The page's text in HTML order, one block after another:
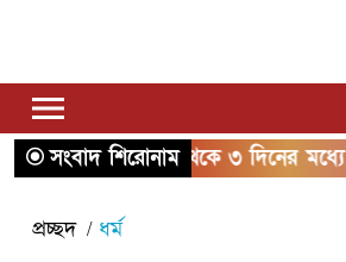
সংবাদ শিরোনাম
২ থেকে ৩ দিনের মধ্যে গ্যাস
প্রচ্ছদ ধর্ম